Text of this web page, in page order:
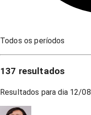
Todos os períodos
137 resultados
Resultados para dia 12/08